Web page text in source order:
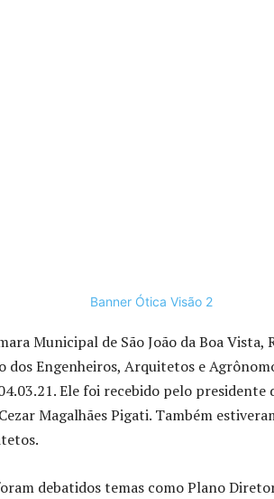
Municipal de São João da Boa Vista,
dos Engenheiros, Arquitetos e
Ele foi recebido pelo presidente
Magalhães Pigati. Também
debatidos temas como Plano